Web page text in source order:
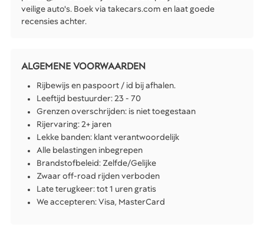
veilige auto's. Boek via takecars.com en laat goede
recensies achter.
ALGEMENE VOORWAARDEN
Rijbewijs en paspoort / id bij afhalen.
Leeftijd bestuurder: 23 - 70
Grenzen overschrijden: is niet toegestaan
Rijervaring: 2+ jaren
Lekke banden: klant verantwoordelijk
Alle belastingen inbegrepen
Brandstofbeleid: Zelfde/Gelijke
Zwaar off-road rijden verboden
Late terugkeer: tot 1 uren gratis
We accepteren: Visa, MasterCard